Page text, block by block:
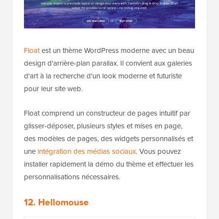
Floatest un thème WordPress moderne avec un beau
design d'arrière-plan parallax. Il convient aux galeries
d'art à la recherche d'un look moderne et futuriste
pour leur site web.
Float comprend un constructeur de pages intuitif par
glisser-déposer, plusieurs styles et mises en page,
des modèles de pages, des widgets personnalisés et
une intégration des médias sociaux. Vous pouvez
installer rapidement la démo du thème et effectuer les
personnalisations nécessaires.
12. Hellomouse